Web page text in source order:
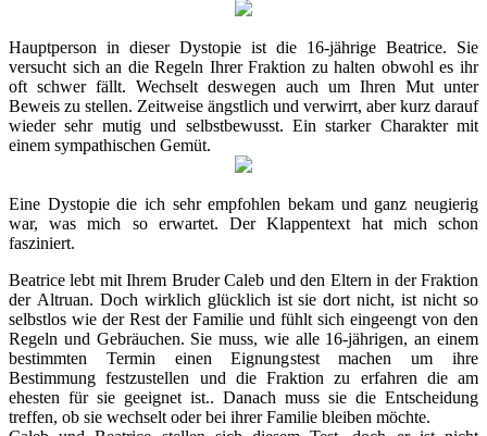
Hauptperson in dieser Dystopie ist die 16-jährige Beatrice. Sie
versucht sich an die Regeln Ihrer Fraktion zu halten obwohl es ihr
oft schwer fällt. Wechselt deswegen auch um Ihren Mut unter
Beweis zu stellen. Zeitweise ängstlich und verwirrt, aber kurz darauf
wieder sehr mutig und selbstbewusst. Ein starker Charakter mit
einem sympathischen Gemüt.
Eine Dystopie die ich sehr empfohlen bekam und ganz neugierig
war, was mich so erwartet. Der Klappentext hat mich schon
fasziniert.
Beatrice lebt mit Ihrem Bruder Caleb und den Eltern in der Fraktion
der Altruan. Doch wirklich glücklich ist sie dort nicht, ist nicht so
selbstlos wie der Rest der Familie und fühlt sich eingeengt von den
Regeln und Gebräuchen. Sie muss, wie alle 16-jährigen, an einem
bestimmten Termin einen Eignungstest machen um ihre
Bestimmung festzustellen und die Fraktion zu erfahren die am
ehesten für sie geeignet ist.. Danach muss sie die Entscheidung
treffen, ob sie wechselt oder bei ihrer Familie bleiben möchte.